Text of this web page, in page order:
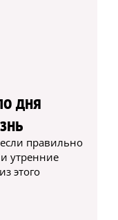
дня
правильно
утренние
этого